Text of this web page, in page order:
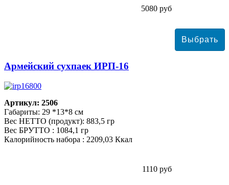
5080 руб
Армейский сухпаек ИРП-16
Артикул: 2506
Габариты: 29 *13*8 см
Вес НЕТТО (продукт): 883,5 гр
Вес БРУТТО : 1084,1 гр
Калорийность набора : 2209,03 Ккал
1110 руб